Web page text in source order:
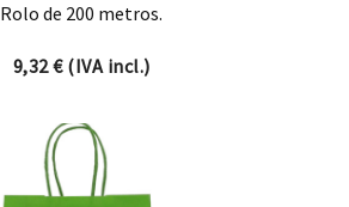
Rolo de 200 metros.
9,32€(IVA incl.)